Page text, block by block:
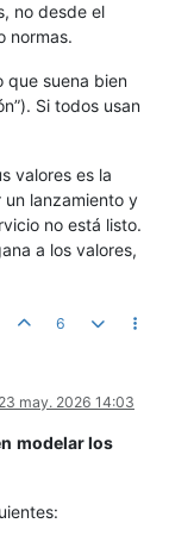
no desde el
normas.
que suena bien
Si todos usan
valores es la
un lanzamiento y
no está listo.
a los valores,
6
23 may. 2026 14:03
modelar los